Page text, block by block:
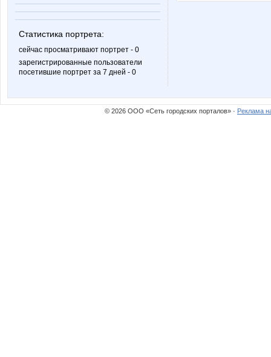
Статистика портрета:
сейчас просматривают портрет - 0
зарегистрированные пользователи
посетившие портрет за 7 дней - 0
© 2026 ООО «Сеть городских порталов» · Реклама